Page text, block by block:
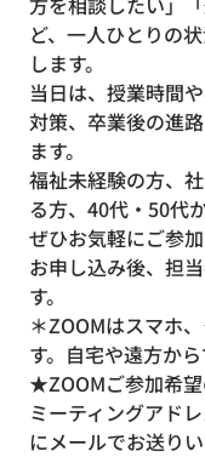
ど、一人ひとりの
します。
当日は、授業時間
対策、卒業後の進
ます。
福祉未経験の方、
る方、40代・50代
ぜひお気軽にご参加
お申し込み後、担
す。
＊ZOOMはスマホ
す。自宅や遠方か
★ZOOMご参加希
ミーティングアド
にメールでお送りい